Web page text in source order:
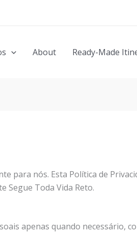
About Ready-Made
para nós. Esta Política de
Segue Toda Vida Reto.
apenas quando necessário,